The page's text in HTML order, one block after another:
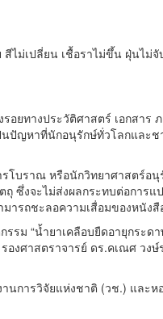
ม่เปลี่ยน เชื้อราไม่ขึ้น ฝุ่นไม่
อยทางประวัติศาสตร์ เอกสา
ปัญหาที่นักอนุรักษ์ทั่วโลกและ
บราณ หรือนักวิทยาศาสตร์อ
ซึ่งจะไม่ส่งผลกระทบต่อการ
ารถชะลอความเสื่อมของหนั
“น้ำยาเคลือบยืดอายุกระด
งศาสตราจารย์ ดร.คเณศ ว
การวิจัยแห่งชาติ (วช.) และ